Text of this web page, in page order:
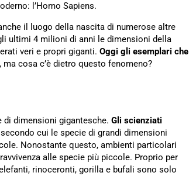
l’Homo Sapiens.
il luogo della nascita di numerose altre
ultimi 4 milioni di anni le dimensioni della
veri e propri giganti. Oggi gli esemplari che
cosa c’è dietro questo fenomeno?
dimensioni gigantesche. Gli scienziati
cui le specie di grandi dimensioni
Nonostante questo, ambienti particolari
alle specie più piccole. Proprio per
rinoceronti, gorilla e bufali sono solo